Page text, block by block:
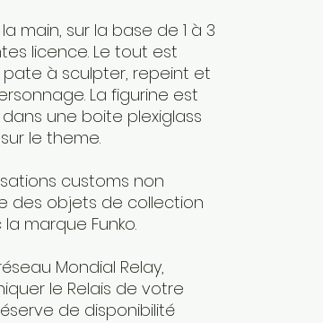
main, sur la base de 1 à 3
licence. Le tout est
à sculpter, repeint et
La figurine est
une boite plexiglass
le theme.
customs non
des objets de collection
marque Funko.
Mondial Relay,
le Relais de votre
de disponibilité